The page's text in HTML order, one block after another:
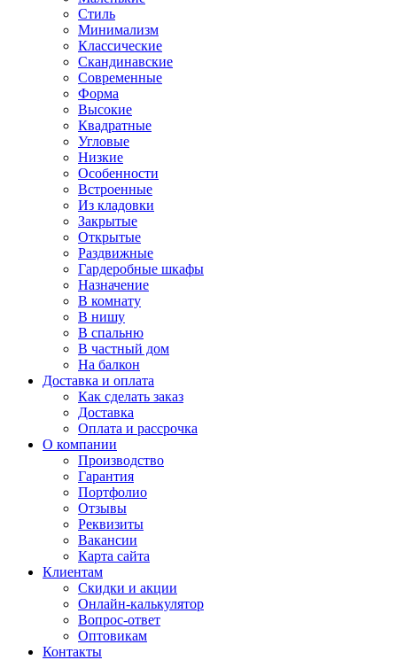
Стиль
Минимализм
Классические
Скандинавские
Современные
Форма
Высокие
Квадратные
Угловые
Низкие
Особенности
Встроенные
Из кладовки
Закрытые
Открытые
Раздвижные
Гардеробные шкафы
Назначение
В комнату
В нишу
В спальню
В частный дом
На балкон
Доставка и оплата
Как сделать заказ
Доставка
Оплата и рассрочка
О компании
Производство
Гарантия
Портфолио
Отзывы
Реквизиты
Вакансии
Карта сайта
Клиентам
Скидки и акции
Онлайн-калькулятор
Вопрос-ответ
Оптовикам
Контакты